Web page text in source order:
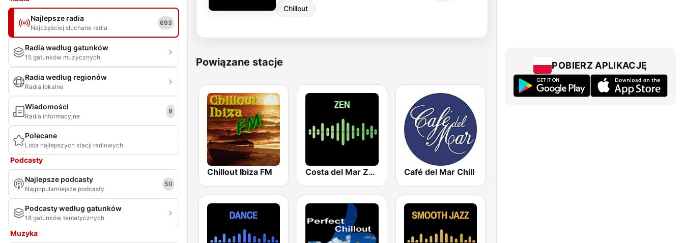
Najlepsze radia
Najczęściej słuchane radia
693
Radia według gatunków
15 gatunków muzycznych
Radia według regionów
Radia lokalne
Wiadomości
Radia informacyjne
9
Polecane
Lista najlepszych stacji radiowych
Podcasty
Najlepsze podcasty
Najpopularniejsze podcasty
50
Podcasty według gatunków
18 gatunków tematycznych
Muzyka
Chillout
Powiązane stacje
Chillout Ibiza FM Costa del Mar Zen Café del Mar Chill
POBIERZ APLIKACJĘ